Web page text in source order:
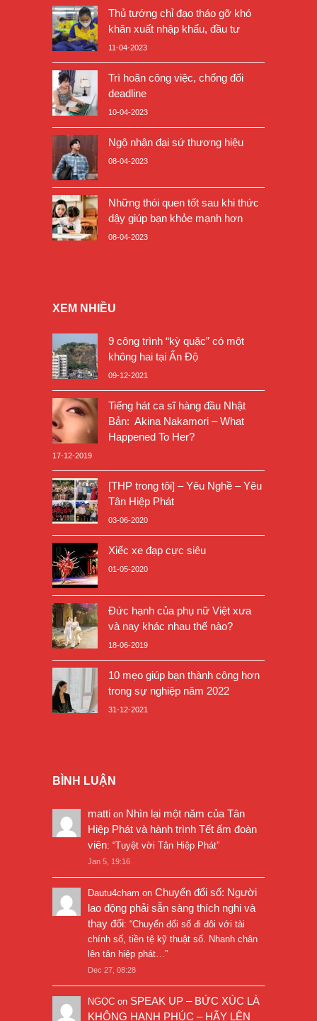
Thủ tướng chỉ đạo tháo gỡ khó
khăn xuất nhập khẩu, đầu tư
11-04-2023
Trì hoãn công việc, chống đối
deadline
10-04-2023
Ngộ nhận đại sứ thương hiệu
08-04-2023
Những thói quen tốt sau khi thức
dậy giúp bạn khỏe mạnh hơn
08-04-2023
XEM NHIỀU
9 công trình “kỳ quặc” có một
không hai tại Ấn Độ
09-12-2021
Tiếng hát ca sĩ hàng đầu Nhật
Bản: Akina Nakamori – What
Happened To Her?
17-12-2019
[THP trong tôi] – Yêu Nghề – Yêu
Tân Hiệp Phát
03-06-2020
Xiếc xe đạp cực siêu
01-05-2020
Đức hạnh của phụ nữ Việt xưa
và nay khác nhau thế nào?
18-06-2019
10 mẹo giúp bạn thành công hơn
trong sự nghiệp năm 2022
31-12-2021
BÌNH LUẬN
matti on Nhìn lại một năm của Tân
Hiệp Phát và hành trình Tết ấm đoàn
viên: “Tuyệt vời Tân Hiệp Phát”
Jan 5, 19:16
Dautu4cham on Chuyển đổi số: Người
lao động phải sẵn sàng thích nghi và
thay đổi: “Chuyển đổi số đi đôi với tài
chính số, tiền tệ kỹ thuật số. Nhanh chân
lên tân hiệp phát… ”
Dec 27, 08:28
NGỌC on SPEAK UP – BỨC XÚC LÀ
KHÔNG HẠNH PHÚC – HÃY LÊN